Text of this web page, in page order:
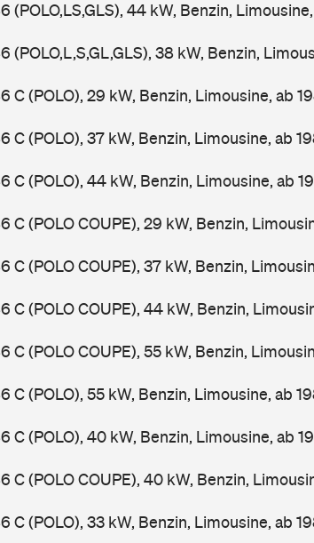
(POLO,LS,GLS), 44 kW, Benzin,
(POLO,L,S,GL,GLS), 38 kW, Benzin,
C (POLO), 29 kW, Benzin, Limousine, ab
C (POLO), 37 kW, Benzin, Limousine, ab
C (POLO), 44 kW, Benzin, Limousine, ab
C (POLO COUPE), 29 kW, Benzin,
C (POLO COUPE), 37 kW, Benzin,
C (POLO COUPE), 44 kW, Benzin,
C (POLO COUPE), 55 kW, Benzin,
C (POLO), 55 kW, Benzin, Limousine, ab
C (POLO), 40 kW, Benzin, Limousine, ab
C (POLO COUPE), 40 kW, Benzin,
C (POLO), 33 kW, Benzin, Limousine, ab